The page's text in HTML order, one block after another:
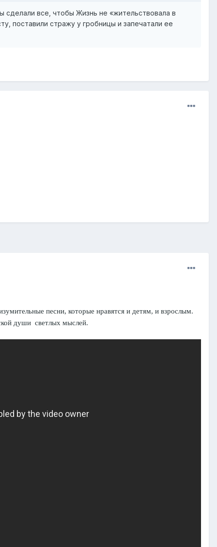
все, чтобы Жизнь не «жительствовала в
поставили стражу у гробницы и запечатали ее
песни, которые нравятся и детям, и взрослым.
души светлых мыслей.